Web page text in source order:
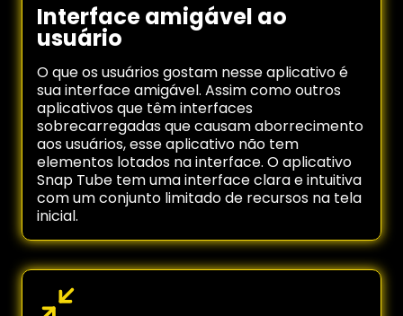
Interface amigável ao
usuário
O que os usuários gostam nesse aplicativo é
sua interface amigável. Assim como outros
aplicativos que têm interfaces
sobrecarregadas que causam aborrecimento
aos usuários, esse aplicativo não tem
elementos lotados na interface. O aplicativo
Snap Tube tem uma interface clara e intuitiva
com um conjunto limitado de recursos na tela
inicial.